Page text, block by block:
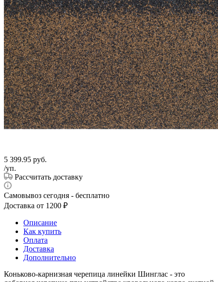
5 399.95 руб.
/уп.
Рассчитать доставку
Самовывоз сегодня - бесплатно
Доставка от 1200 ₽
Описание
Как купить
Оплата
Доставка
Дополнительно
Коньково-карнизная черепица линейки Шинглас - это